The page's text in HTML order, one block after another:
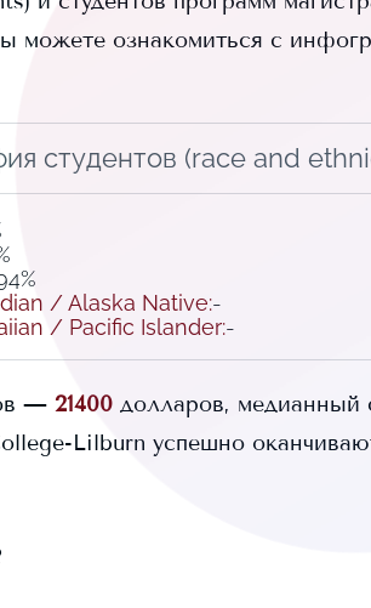
можете ознакомиться с
студентов (race and
/ Alaska Native:-
/ Pacific Islander:-
— 21400 долларов, медианный
Lilburn успешно